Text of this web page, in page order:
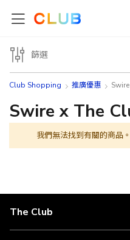
Club Shopping 推廣優惠
Swire x The
我們無法找到有關的商品。
篩選
The Club
關於 The Club